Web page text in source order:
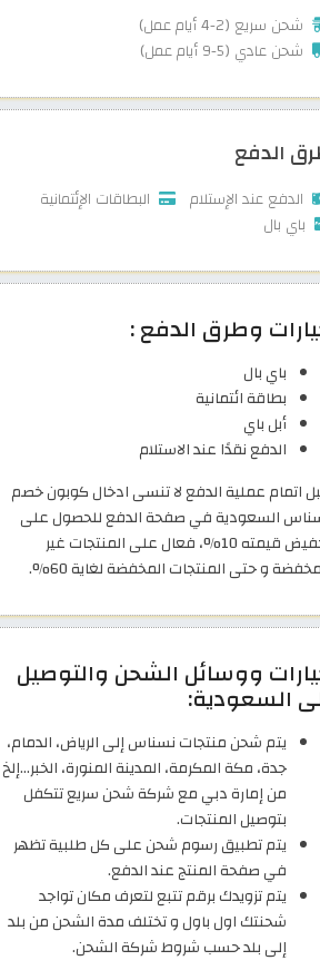
شحن سريع (2-4 أيام عمل)
شحن عادي (5-9 أيام عمل)
الدفع
الدفع عند الإستلام
البطاقات الإئتمانية
باي بال
وطرق الدفع :
باي بال
بطاقة ائتمانية
أبل باي
الدفع نقدًا عند الاستلام
اتمام عملية الدفع لا تنسى ادخال كوبون خصم
السعودية في صفحة الدفع للحصول على
تخفيض قيمته 10%، فعال على المنتجات غير
و حتى المنتجات المخفضة لغاية 60%.
ووسائل الشحن والتوصيل
السعودية:
يتم شحن منتجات نسناس إلى الرياض، الدمام،
جدة، مكة المكرمة، المدينة المنورة، الخبر…إلخ
من إمارة دبي مع شركة شحن سريع تتكفل
بتوصيل المنتجات.
يتم تطبيق رسوم شحن على كل طلبية تظهر
في صفحة المنتج عند الدفع.
يتم تزويدك برقم تتبع لتعرف مكان تواجد
شحنتك اول باول و تختلف مدة الشحن من بلد
إلى بلد حسب شروط شركة الشحن.